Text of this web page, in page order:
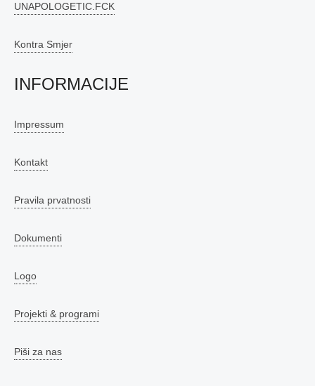
UNAPOLOGETIC.FCK
Kontra Smjer
INFORMACIJE
Impressum
Kontakt
Pravila prvatnosti
Dokumenti
Logo
Projekti & programi
Piši za nas